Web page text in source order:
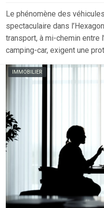
Le phénomène des
spectaculaire dans
transport, à mi-chemin entre
camping-car, exigent une
IMMOBILIER